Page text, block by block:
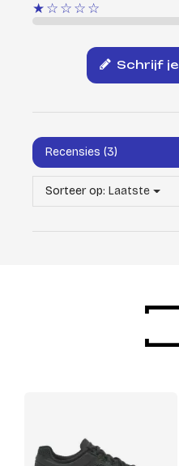
★☆☆☆☆
Schrijf
Recensies (3)
Sorteer op: Laatste